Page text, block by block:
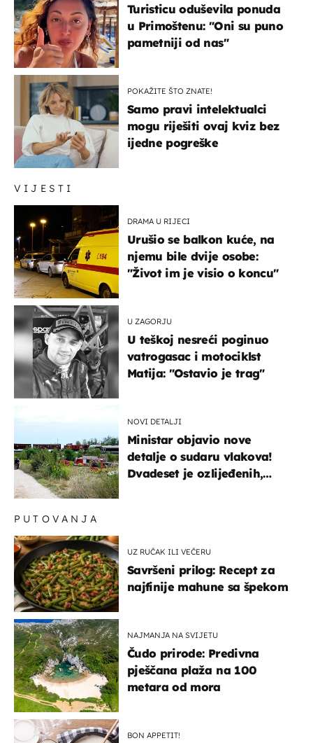
VIJESTI
DRAMA U RIJECI
Urušio se balkon kuće, na
njemu bile dvije osobe:
"Život im je visio o koncu"
U ZAGORJU
U teškoj nesreći poginuo
vatrogasac i motociklst
Matija: "Ostavio je trag"
NOVI DETALJI
Ministar objavio nove
detalje o sudaru vlakova!
Dvadeset je ozlijeđenih,
Turisticu oduševila ponuda
u Primoštenu: "Oni su puno
pametniji od nas"
POKAŽITE ŠTO ZNATE!
Samo pravi intelektualci
mogu riješiti ovaj kviz bez
ijedne pogreške
PUTOVANJA
UZ RUČAK ILI VEČERU
Savršeni prilog: Recept za
najfinije mahune sa špekom
NAJMANJA NA SVIJETU
Čudo prirode: Predivna
pješčana plaža na 100
metara od mora
BON APPETIT!